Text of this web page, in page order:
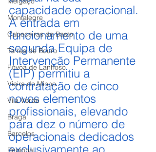
Montalegre
Cabeceiras de Basto
Terras de Bouro
Póvoa de Lanhoso
Vieira do Minho
Vila Verde
Braga
Barcelos
Regional
capacidade operacional.
A entrada em
funcionamento de uma
segunda Equipa de
Intervenção Permanente
(EIP) permitiu a
contratação de cinco
novos elementos
profissionais, elevando
para dez o número de
operacionais dedicados